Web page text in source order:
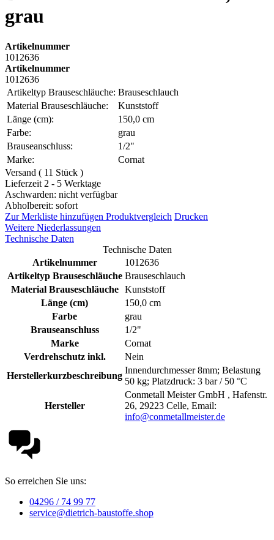
grau
Artikelnummer
1012636
Artikelnummer
1012636
Artikeltyp Brauseschläuche: Brauseschlauch
Material Brauseschläuche:
Kunststoff
Länge (cm):
150,0 cm
Farbe:
grau
Brauseanschluss:
1/2"
Marke:
Cornat
Versand ( 11 Stück )
Lieferzeit 2 - 5 Werktage
Aschwarden: nicht verfügbar
Abholbereit: sofort
Zur Merkliste hinzufügen Produktvergleich Drucken
Weitere Niederlassungen
Technische Daten
Technische Daten
Artikelnummer
1012636
Artikeltyp Brauseschläuche Brauseschlauch
Material Brauseschläuche
Kunststoff
Länge (cm)
150,0 cm
Farbe
grau
Brauseanschluss
1/2"
Marke
Cornat
Verdrehschutz inkl.
Nein
Herstellerkurzbeschreibung
Innendurchmesser 8mm; Belastung
50 kg; Platzdruck: 3 bar / 50 °C
Hersteller
Conmetall Meister GmbH , Hafenstr.
26, 29223 Celle, Email:
info@conmetallmeister.de
So erreichen Sie uns:
04296 / 74 99 77
service@dietrich-baustoffe.shop